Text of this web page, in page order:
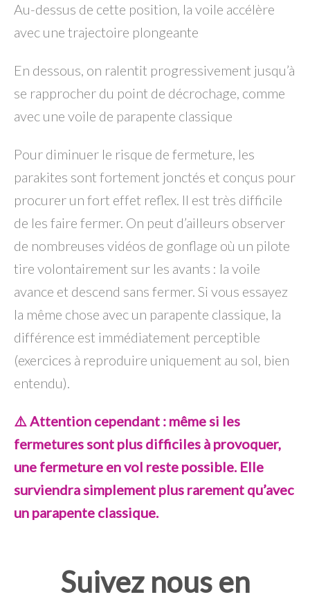
Au-dessus de cette position, la voile accélère
avec une trajectoire plongeante
En dessous, on ralentit progressivement jusqu’à
se rapprocher du point de décrochage, comme
avec une voile de parapente classique
Pour diminuer le risque de fermeture, les
parakites sont fortement jonctés et conçus pour
procurer un fort effet reflex. Il est très difficile
de les faire fermer. On peut d’ailleurs observer
de nombreuses vidéos de gonflage où un pilote
tire volontairement sur les avants : la voile
avance et descend sans fermer. Si vous essayez
la même chose avec un parapente classique, la
différence est immédiatement perceptible
(exercices à reproduire uniquement au sol, bien
entendu).
⚠️ Attention cependant : même si les
fermetures sont plus difficiles à provoquer,
une fermeture en vol reste possible. Elle
surviendra simplement plus rarement qu’avec
un parapente classique.
Suivez nous en